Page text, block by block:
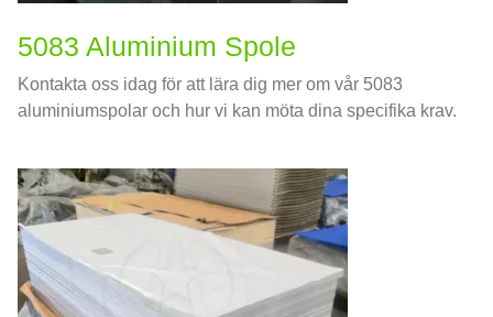
5083 Aluminium Spole
Kontakta oss idag för att lära dig mer om vår 5083
aluminiumspolar och hur vi kan möta dina specifika krav.